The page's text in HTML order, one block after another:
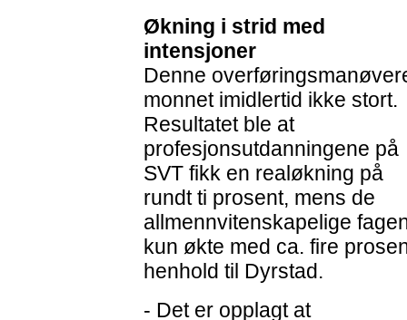
Økning i strid med
intensjoner
Denne
monnet imidlertid ikke stort.
Resultatet ble at
profesjonsutdanningene på
SVT fikk en realøkning på
rundt ti prosent, mens de
allmennvitenskapelige
kun økte med ca. fire
henhold til Dyrstad.
- Det er opplagt at